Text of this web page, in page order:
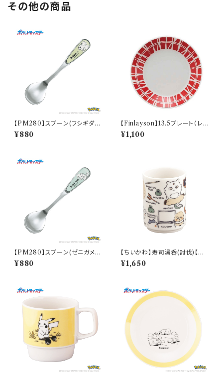
その他の商品
【PM280】スプーン(フシギダ
ネ)【Daily Sketch】PM281-8
50
¥880
【Finlayson】13.5プレート（レッ
ド）【コロナ】
¥1,100
【PM280】スプーン(ゼニガメ)
【Daily Sketch】PM283-850
¥880
【ちいかわ】寿司湯呑(討伐)【CK
W50】CKW52-327
¥1,650